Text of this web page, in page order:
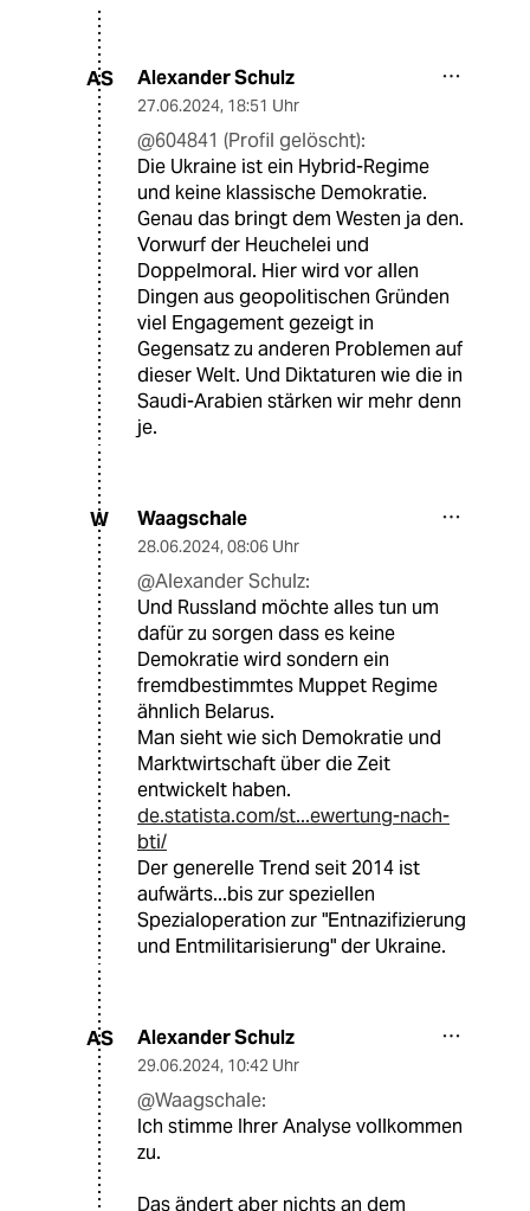
AS Alexander Schulz
27.06.2024, 18:51 Uhr
@604841 (Profil gelöscht):
Die Ukraine ist ein Hybrid-Regime
und keine klassische Demokratie.
Genau das bringt dem Westen ja den.
Vorwurf der Heuchelei und
Doppelmoral. Hier wird vor allen
Dingen aus geopolitischen Gründen
viel Engagement gezeigt in
Gegensatz zu anderen Problemen auf
dieser Welt. Und Diktaturen wie die in
Saudi-Arabien stärken wir mehr denn
je.
W Waagschale
28.06.2024, 08:06 Uhr
@Alexander Schulz:
Und Russland möchte alles tun um
dafür zu sorgen dass es keine
Demokratie wird sondern ein
fremdbestimmtes Muppet Regime
ähnlich Belarus.
Man sieht wie sich Demokratie und
Marktwirtschaft über die Zeit
entwickelt haben.
de.statista.com/st...ewertung-nach-
bti/
Der generelle Trend seit 2014 ist
aufwärts...bis zur speziellen
Spezialoperation zur "Entnazifizierung
und Entmilitarisierung" der Ukraine.
AS Alexander Schulz
29.06.2024, 10:42 Uhr
@Waagschale:
Ich stimme Ihrer Analyse vollkommen
zu.
Das ändert aber nichts an dem